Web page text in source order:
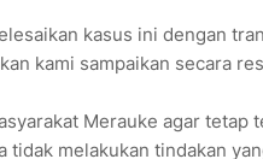
kasus ini dengan
kami sampaikan secara
Merauke agar tetap
melakukan tindakan